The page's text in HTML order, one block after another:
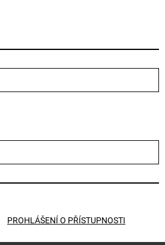
PROHLÁŠENÍ O PŘÍSTUPNOSTI